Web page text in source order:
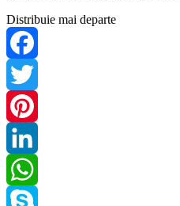
Distribuie mai departe
Facebook
Twitter
Pinterest
LinkedIn
WhatsApp